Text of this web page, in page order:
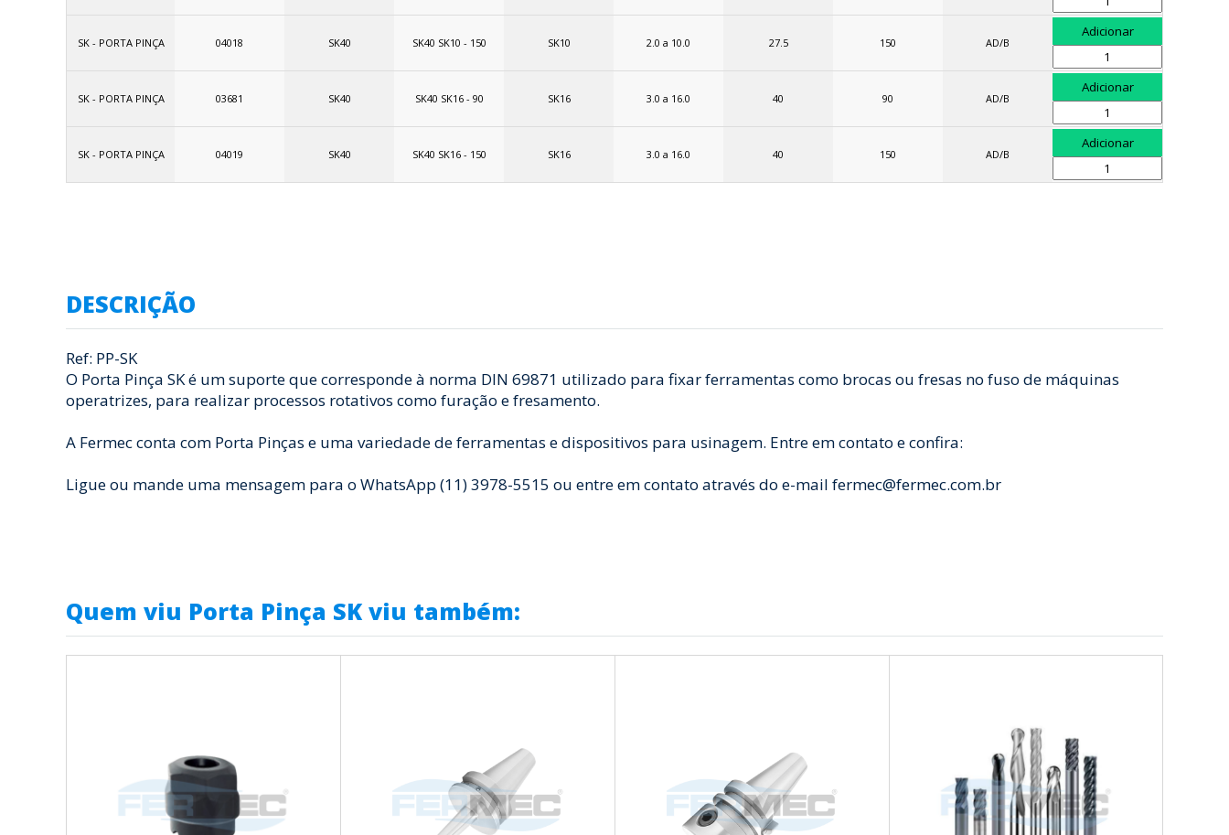
SK - PORTA PINÇA 04018 SK40 SK40 SK10 - 150 SK10 2.0 a 10.0 27.5 150 AD/B
SK - PORTA PINÇA 03681 SK40 SK40 SK16 - 90 SK16 3.0 a 16.0 40 90 AD/B
SK - PORTA PINÇA 04019 SK40 SK40 SK16 - 150 SK16 3.0 a 16.0 40 150 AD/B
DESCRIÇÃO
Ref: PP-SK
O Porta Pinça SK é um suporte que corresponde à norma DIN 69871 utilizado para fixar ferramentas como brocas ou fresas no fuso de máquinas
operatrizes, para realizar processos rotativos como furação e fresamento.
A Fermec conta com Porta Pinças e uma variedade de ferramentas e dispositivos para usinagem. Entre em contato e confira:
Ligue ou mande uma mensagem para o WhatsApp (11) 3978-5515 ou entre em contato através do e-mail fermec@fermec.com.br
Quem viu Porta Pinça SK viu também: